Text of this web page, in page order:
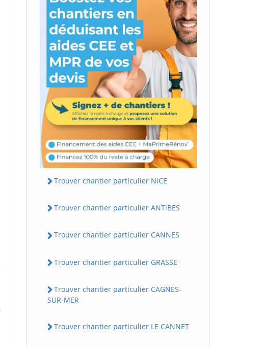
Trouver chantier particulier NiCE
Trouver chantier particulier ANTiBES
Trouver chantier particulier CANNES
Trouver chantier particulier GRASSE
Trouver chantier particulier CAGNES-
SUR-MER
Trouver chantier particulier LE CANNET